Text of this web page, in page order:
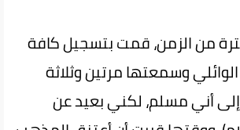
من الزمن، قمت بتسجيل كافة
وسمعتها مرتين وثلاثة
أني مسلم، لكني بعيد عن